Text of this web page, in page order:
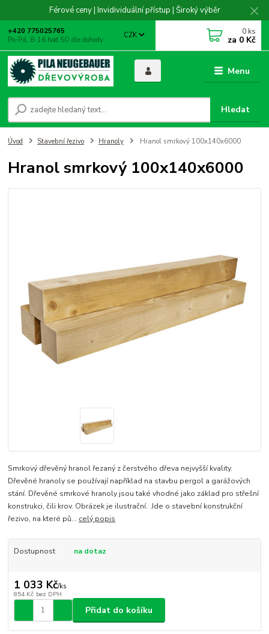
Férové ceny | Invidividuální přístup | Široký výběr
Menu
CZK
Hledat
+420 775025765
Po-Pá, 8-16 hod SO dle dohody
0 ks
za 0 Kč
Úvod Stavební řezivo Hranoly Hranol smrkový 100x140x6000
Hranol smrkový 100x140x6000
Smrkový dřevěný hranol řezaný z čerstvého dřeva nejvyšší kvality.
Dřevěné hranoly se používají například na stavbu pergol a garážových
stání. Dřevěné smrkové hranoly jsou také vhodné jako základ pro střešní
konstrukci, čili krov. Obrázek je ilustrační. Jde o stavební konstrukční
řezivo, na které pů... celý popis
Dostupnost na dotaz
1 033 Kč/ks
854 Kč bez DPH
Přidat do košíku